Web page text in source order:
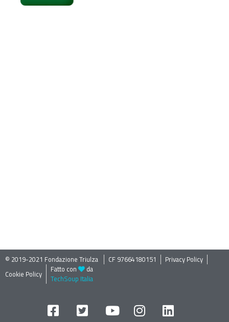
© 2019-2021 Fondazione Triulza ​ CF 97664180151
Privacy Policy
Cookie Policy
Fatto con
da
TechSoup Italia